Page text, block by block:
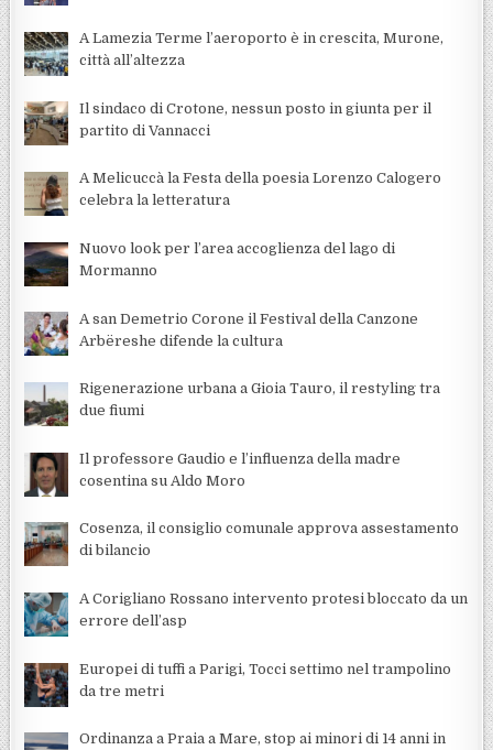
A Lamezia Terme l’aeroporto è in crescita, Murone,
città all’altezza
Il sindaco di Crotone, nessun posto in giunta per il
partito di Vannacci
A Melicuccà la Festa della poesia Lorenzo Calogero
celebra la letteratura
Nuovo look per l’area accoglienza del lago di
Mormanno
A san Demetrio Corone il Festival della Canzone
Arbëreshe difende la cultura
Rigenerazione urbana a Gioia Tauro, il restyling tra
due fiumi
Il professore Gaudio e l’influenza della madre
cosentina su Aldo Moro
Cosenza, il consiglio comunale approva assestamento
di bilancio
A Corigliano Rossano intervento protesi bloccato da un
errore dell’asp
Europei di tuffi a Parigi, Tocci settimo nel trampolino
da tre metri
Ordinanza a Praia a Mare, stop ai minori di 14 anni in